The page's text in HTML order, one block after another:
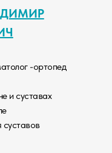
-ортопед
и суставах
суставов